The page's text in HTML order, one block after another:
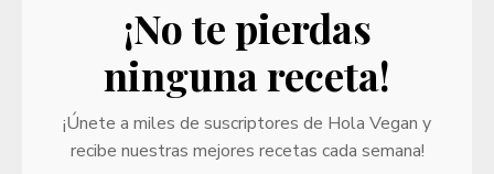
¡No te pierdas
ninguna receta!
¡Únete a miles de suscriptores de Hola Vegan y
recibe nuestras mejores recetas cada semana!